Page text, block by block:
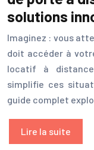
solutions
Imaginez : vous
doit accéder à
locatif à
simplifie ces
guide complet
Lire la suite